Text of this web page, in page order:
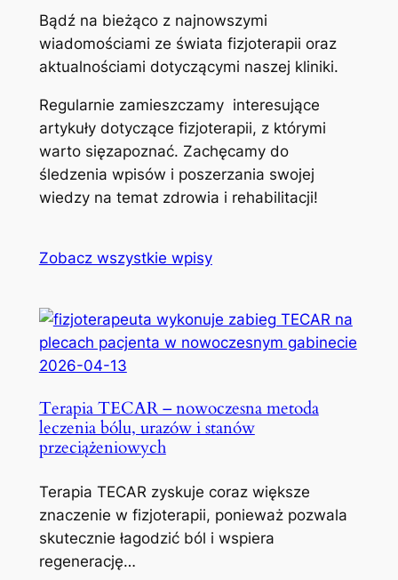
Bądź na bieżąco z najnowszymi
wiadomościami ze świata fizjoterapii oraz
aktualnościami dotyczącymi naszej kliniki.
Regularnie zamieszczamy interesujące
artykuły dotyczące fizjoterapii, z którymi
warto sięzapoznać. Zachęcamy do
śledzenia wpisów i poszerzania swojej
wiedzy na temat zdrowia i rehabilitacji!
Zobacz wszystkie wpisy
2026-04-13
Terapia TECAR – nowoczesna metoda
leczenia bólu, urazów i stanów
przeciążeniowych
Terapia TECAR zyskuje coraz większe
znaczenie w fizjoterapii, ponieważ pozwala
skutecznie łagodzić ból i wspiera
regenerację…